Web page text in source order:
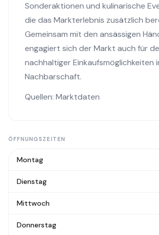
Sonderaktionen und kulinarische
die das Markterlebnis zusätzlich
Gemeinsam mit den ansässigen
engagiert sich der Markt auch für
nachhaltiger Einkaufsmöglichkeiten
Nachbarschaft.
Quellen: Marktdaten
ÖFFNUNGSZEITEN
Montag
Dienstag
Mittwoch
Donnerstag